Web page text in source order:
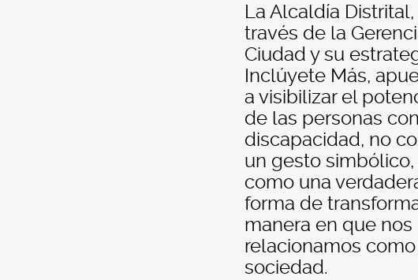
La Alcaldía Distrital,
través de la
Ciudad y su
Inclúyete Más,
a visibilizar el
de las personas
discapacidad, no
un gesto simbólico,
como una
forma de
manera en que nos
relacionamos como
sociedad.